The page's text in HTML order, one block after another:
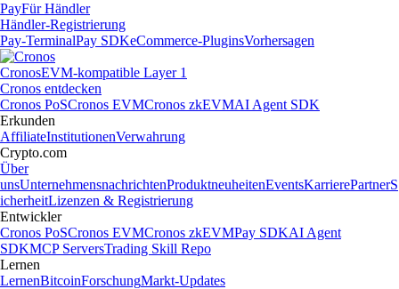
PayFür Händler
Händler-Registrierung
Pay-TerminalPay SDKeCommerce-PluginsVorhersagen
CronosEVM-kompatible Layer 1
Cronos entdecken
Cronos PoSCronos EVMCronos zkEVMAI Agent SDK
Erkunden
AffiliateInstitutionenVerwahrung
Crypto.com
Über
unsUnternehmensnachrichtenProduktneuheitenEventsKarrierePartnerS
icherheitLizenzen & Registrierung
Entwickler
Cronos PoSCronos EVMCronos zkEVMPay SDKAI Agent
SDKMCP ServersTrading Skill Repo
Lernen
LernenBitcoinForschungMarkt-Updates